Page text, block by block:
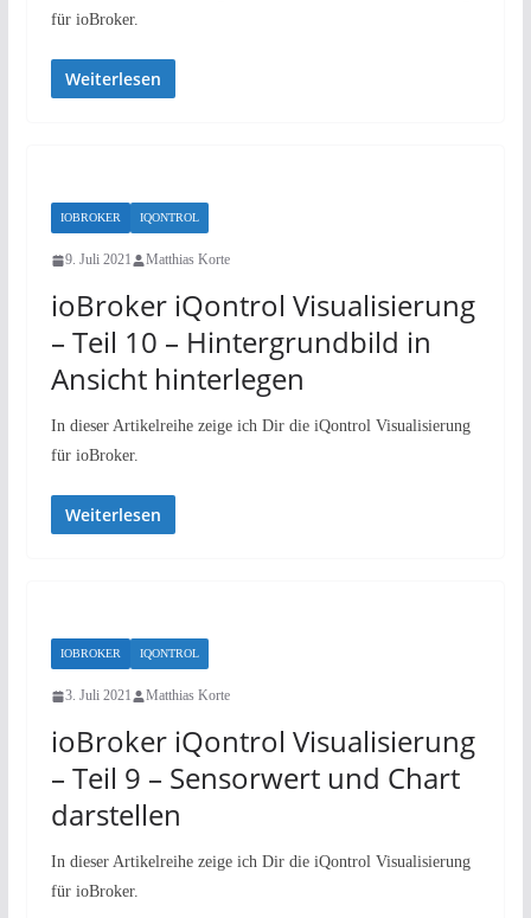
für ioBroker.
Weiterlesen
IOBROKER IQONTROL
9. Juli 2021 Matthias Korte
ioBroker iQontrol Visualisierung
– Teil 10 – Hintergrundbild in
Ansicht hinterlegen
In dieser Artikelreihe zeige ich Dir die iQontrol Visualisierung
für ioBroker.
Weiterlesen
IOBROKER IQONTROL
3. Juli 2021 Matthias Korte
ioBroker iQontrol Visualisierung
– Teil 9 – Sensorwert und Chart
darstellen
In dieser Artikelreihe zeige ich Dir die iQontrol Visualisierung
für ioBroker.